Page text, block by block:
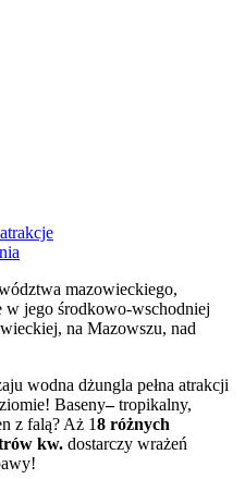
mazowieckiego,
w jego środkowo-wschodniej
na Mazowszu, nad
wodna dżungla pełna atrakcji
Baseny–tropikalny,
z falą? Aż 18 różnych
kw. dostarczy wrażeń